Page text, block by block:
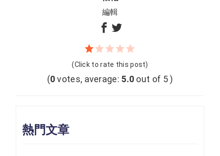
編輯
(Click to rate this post)
(0votes, average: 5.0 out of 5 )
熱門文章